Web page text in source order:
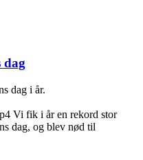
dag
dag i år.
Vi fik i år en rekord stor
dag, og blev nød til